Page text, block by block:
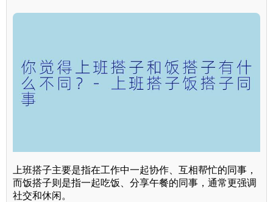
上班搭子主要是指在工作中一起协作、互相帮忙的同事，
而饭搭子则是指一起吃饭、分享午餐的同事，通常更强调
社交和休闲。